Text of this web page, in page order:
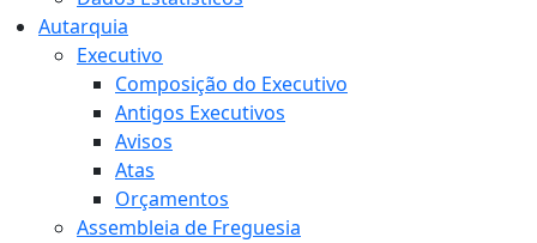
Autarquia
Executivo
Composição do Executivo
Antigos Executivos
Avisos
Atas
Orçamentos
Assembleia de Freguesia